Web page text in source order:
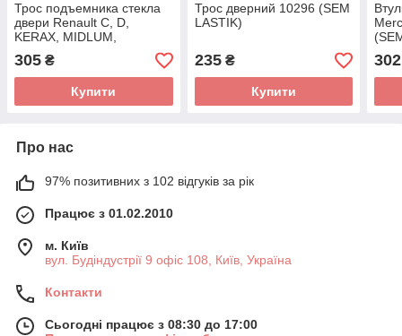
Трос подъемника стекла
двери Renault C, D,
KERAX, MIDLUM,
PREMIUM, PREMIUM 2
04.96- 10035 (SEM
LASTIK)
305 ₴
Купити
Трос дверний 10296 (SEM
LASTIK)
235₴
Купити
302
Про нас
97% позитивних з 102 відгуків за рік
Працює з 01.02.2010
м. Київ
вул. Будіндустрії 9 офіс 108, Київ, Україна
Контакти
Сьогодні працює з 08:30 до 17:00